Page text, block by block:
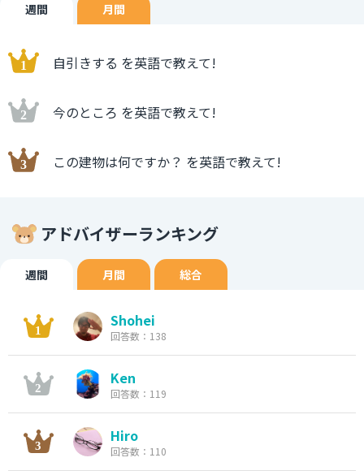
週間 月間
自引きする を英語で教えて!
今のところ を英語で教えて!
この建物は何ですか？ を英語で教えて!
アドバイザーランキング
週間 月間 総合
Shohei
回答数：138
Ken
回答数：119
Hiro
回答数：110